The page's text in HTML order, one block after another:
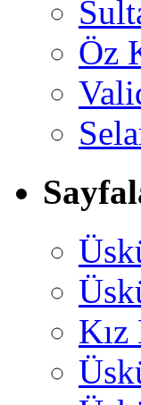
Öz